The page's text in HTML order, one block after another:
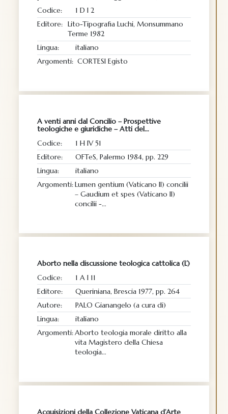
Codice:
1 D I 2
Editore: Lito-Tipografia Luchi, Monsummano
Terme 1982
Lingua:
italiano
Argomenti: CORTESI Egisto
A venti anni dal Concilio – Prospettive
teologiche e giuridiche – Atti del…
Codice:
1 H IV 51
Editore:
OFTeS, Palermo 1984, pp. 229
Lingua:
italiano
Argomenti:Lumen gentium (Vaticano II) concilii
– Gaudium et spes (Vaticano II)
concilii -…
Aborto nella discussione teologica cattolica (L’)
Codice:
1 A I 11
Editore:
Queriniana, Brescia 1977, pp. 264
Autore:
PALO Gianangelo (a cura di)
Lingua:
italiano
Argomenti:Aborto teologia morale diritto alla
vita Magistero della Chiesa
teologia…
Acquisizioni della Collezione Vaticana d’Arte